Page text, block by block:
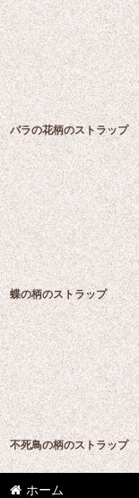
在庫あり
並び順:
バラの花柄のストラップ
蝶の柄のストラップ
不死鳥の柄のストラップ
ホーム